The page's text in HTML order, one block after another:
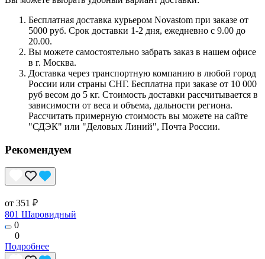
Бесплатная доставка курьером Novastom при заказе от
5000 руб. Срок доставки 1-2 дня, ежедневно с 9.00 до
20.00.
Вы можете самостоятельно забрать заказ в нашем офисе
в г. Москва.
Доставка через транспортную компанию в любой город
России или страны СНГ. Бесплатна при заказе от 10 000
руб весом до 5 кг. Стоимость доставки рассчитывается в
зависимости от веса и объема, дальности региона.
Рассчитать примерную стоимость вы можете на сайте
"СДЭК" или "Деловых Линий", Почта России.
Рекомендуем
от 351 ₽
801 Шаровидный
0
0
Подробнее